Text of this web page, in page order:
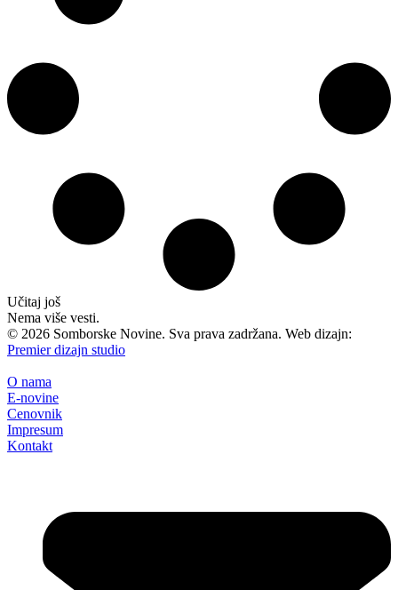
Učitaj još
Nema više vesti.
© 2026 Somborske Novine. Sva prava zadržana. Web dizajn:
Premier dizajn studio
O nama
E-novine
Cenovnik
Impresum
Kontakt